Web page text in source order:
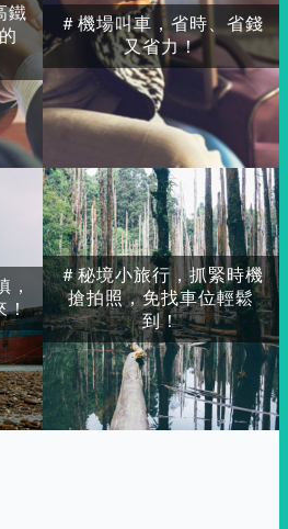
鐵
，
！
＃秘境小旅行，抓緊時機
搶拍照，免找車位輕鬆
到！
＃機場叫車，省時、省錢
又省力！